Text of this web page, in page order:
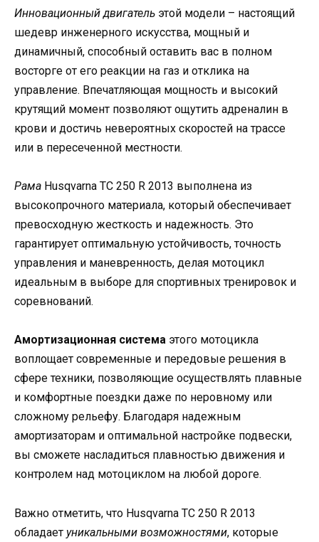
Инновационный двигатель этой модели – настоящий
шедевр инженерного искусства, мощный и
динамичный, способный оставить вас в полном
восторге от его реакции на газ и отклика на
управление. Впечатляющая мощность и высокий
крутящий момент позволяют ощутить адреналин в
крови и достичь невероятных скоростей на трассе
или в пересеченной местности.
Рама Husqvarna TC 250 R 2013 выполнена из
высокопрочного материала, который обеспечивает
превосходную жесткость и надежность. Это
гарантирует оптимальную устойчивость, точность
управления и маневренность, делая мотоцикл
идеальным в выборе для спортивных тренировок и
соревнований.
Амортизационная система этого мотоцикла
воплощает современные и передовые решения в
сфере техники, позволяющие осуществлять плавные
и комфортные поездки даже по неровному или
сложному рельефу. Благодаря надежным
амортизаторам и оптимальной настройке подвески,
вы сможете насладиться плавностью движения и
контролем над мотоциклом на любой дороге.
Важно отметить, что Husqvarna TC 250 R 2013
обладает уникальными возможностями, которые